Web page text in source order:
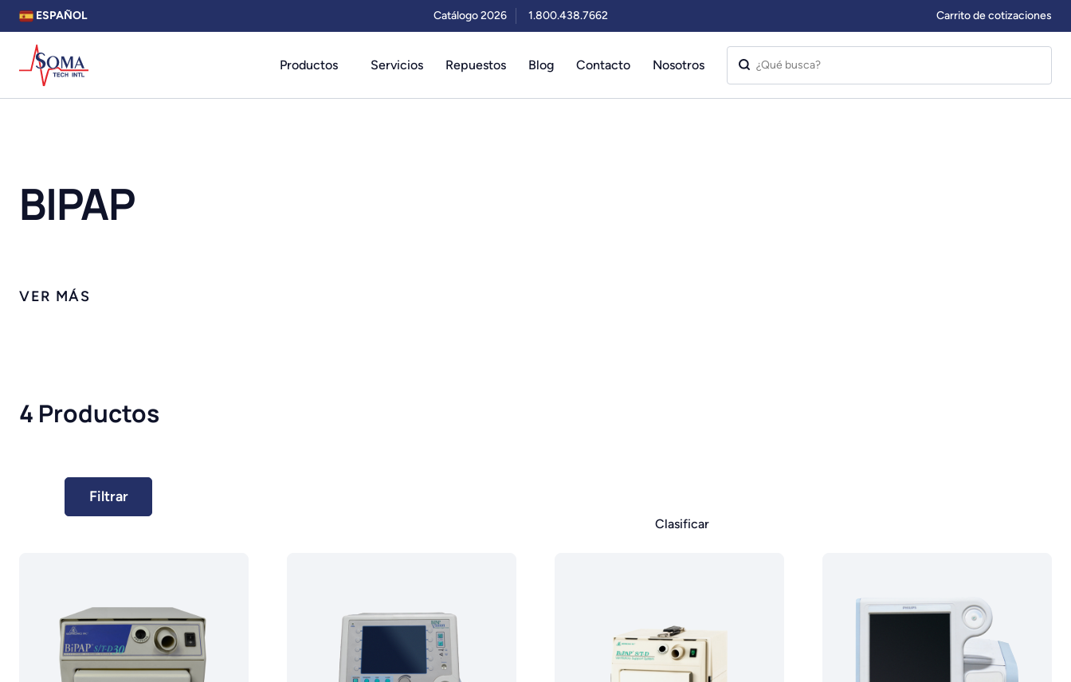
ESPAÑOL Catálogo 2026 1.800.438.7662 Carrito de cotizaciones
Productos Servicios Repuestos Blog Contacto Nosotros
BIPAP
4 Productos
Clasificar